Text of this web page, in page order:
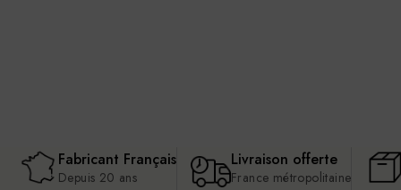
Fabricant Français
Depuis 20 ans
Livraison offerte
France métropolitaine